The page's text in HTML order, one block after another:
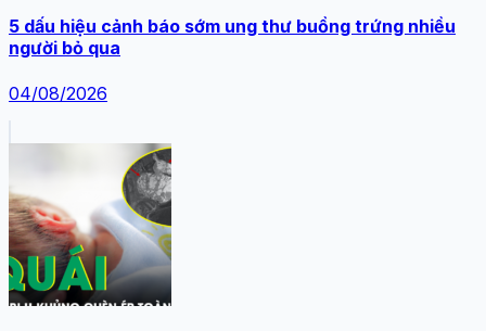
5 dấu hiệu cảnh báo sớm ung thư buồng trứng nhiều
người bỏ qua
04/08/2026